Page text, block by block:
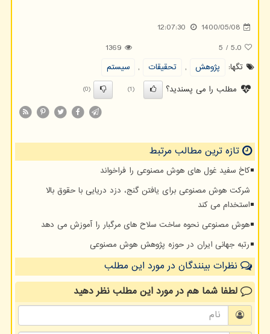
1400/05/08
12:07:30
5.0
/
5
1369
تگها:
پژوهش , تحقیقات ,
سیستم
مطلب را می پسندید؟
(1)
(0)
تازه ترین مطالب مرتبط
کاخ سفید غول های هوش مصنوعی را فراخواند
شرکت هوش مصنوعی برای یافتن گنج، دزد دریایی با حقوق بالا
استخدام می کند
هوش مصنوعی نحوه ساخت سلاح های مرگبار را آموزش می دهد
رتبه جهانی ایران در حوزه پژوهش هوش مصنوعی
نظرات بینندگان در مورد این مطلب
لطفا شما همدر مورد این مطلبنظر دهید